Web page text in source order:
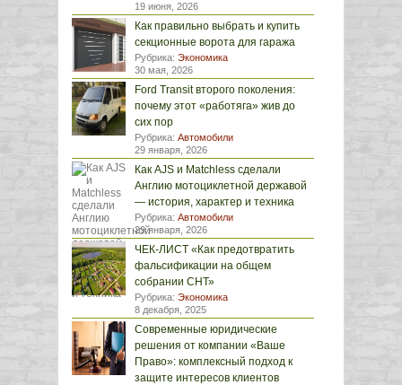
19 июня, 2026
Как правильно выбрать и купить
секционные ворота для гаража
Рубрика: Экономика
30 мая, 2026
Ford Transit второго поколения:
почему этот «работяга» жив до
сих пор
Рубрика: Автомобили
29 января, 2026
Как AJS и Matchless сделали
Англию мотоциклетной державой
— история, характер и техника
Рубрика: Автомобили
29 января, 2026
ЧЕК-ЛИСТ «Как предотвратить
фальсификации на общем
собрании СНТ»
Рубрика: Экономика
8 декабря, 2025
Современные юридические
решения от компании «Ваше
Право»: комплексный подход к
защите интересов клиентов